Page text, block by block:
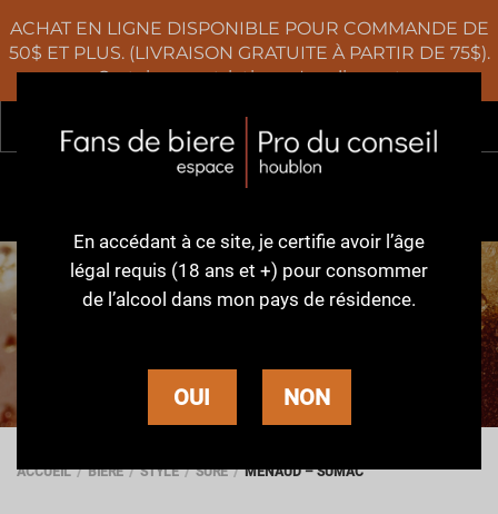
ACHAT EN LIGNE DISPONIBLE POUR COMMANDE DE
50$ ET PLUS. (LIVRAISON GRATUITE À PARTIR DE 75$).
Certaines restrictions s'appliquent
0
ACCUEIL BIÈRE STYLE SURE MENAUD – SUMAC
En accédant à ce site, je certifie avoir l’âge
légal requis (18 ans et +) pour consommer
de l’alcool dans mon pays de résidence.
OUI NON